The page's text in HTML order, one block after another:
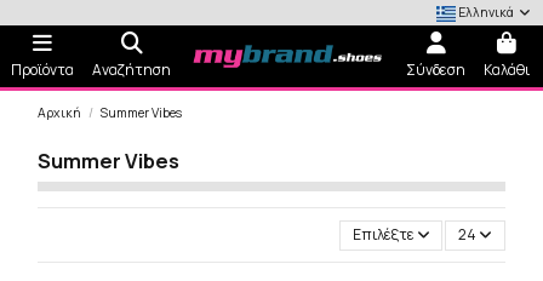
Ελληνικά
Προϊόντα Αναζήτηση Σύνδεση Καλάθι
Αρχική Summer Vibes
Summer Vibes
Επιλέξτε 24